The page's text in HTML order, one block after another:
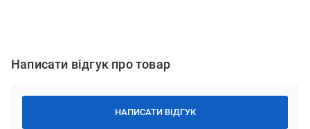
Написати відгук про товар
НАПИСАТИ ВІДГУК